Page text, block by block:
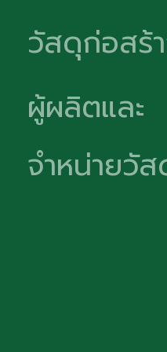
วัสดุก่อสร้
ผู้ผลิตและ
จำหน่ายวั